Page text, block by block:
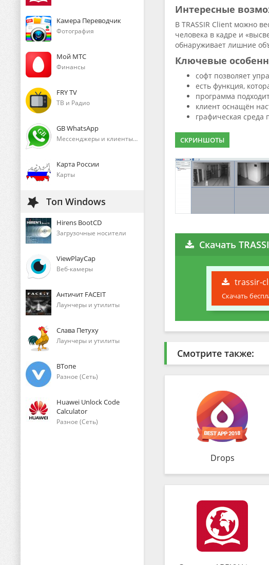
Камера Переводчик
Фотография
Мой МТС
Финансы
FRY TV
ТВ и Радио
GB WhatsApp
Мессенджеры и клиенты голосового общения
Карта России
Карты
Топ Windows
Hirens BootCD
Загрузочные носители
ViewPlayCap
Веб-камеры
Античит FACEIT
Лаунчеры и утилиты
Слава Петуху
Лаунчеры и утилиты
ВТопе
Разное (Сеть)
Huawei Unlock Code
Calculator
Разное (Сеть)
Интересные
В TRASSIR Client можно
человека в кадре и
обнаруживает лишние
Ключевые
софт позволяет
есть функция,
программа
клиент оснащён
графическая среда
СКРИНШОТЫ
Скачать
trassir-
Скачать
Смотрите также:
Drops